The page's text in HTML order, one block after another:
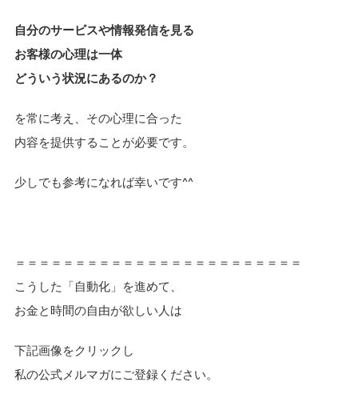
自分のサービスや情報発信を見る
お客様の心理は一体
どういう状況にあるのか？
を常に考え、その心理に合った
内容を提供することが必要です。
少しでも参考になれば幸いです^^
＝＝＝＝＝＝＝＝＝＝＝＝＝＝＝＝＝＝＝＝＝＝＝＝
こうした「自動化」を進めて、
お金と時間の自由が欲しい人は
下記画像をクリックし
私の公式メルマガにご登録ください。